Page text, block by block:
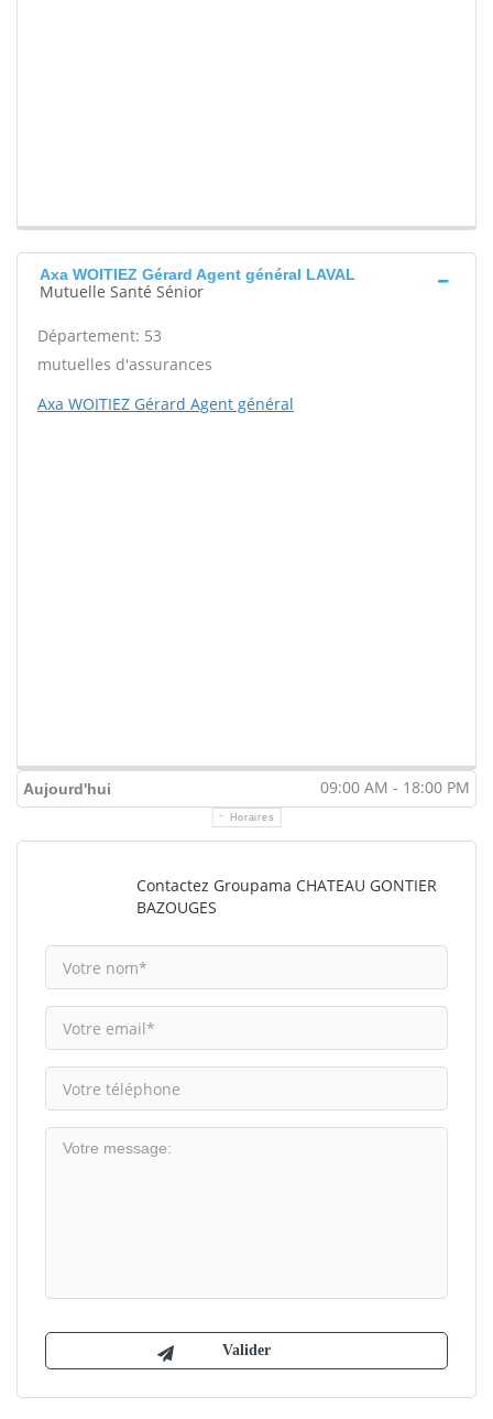
Axa WOITIEZ Gérard Agent général LAVAL
Mutuelle Santé Sénior
Département: 53
mutuelles d'assurances
Axa WOITIEZ Gérard Agent général
Aujourd'hui 09:00 AM - 18:00 PM
Horaires
Contactez Groupama CHATEAU GONTIER
BAZOUGES